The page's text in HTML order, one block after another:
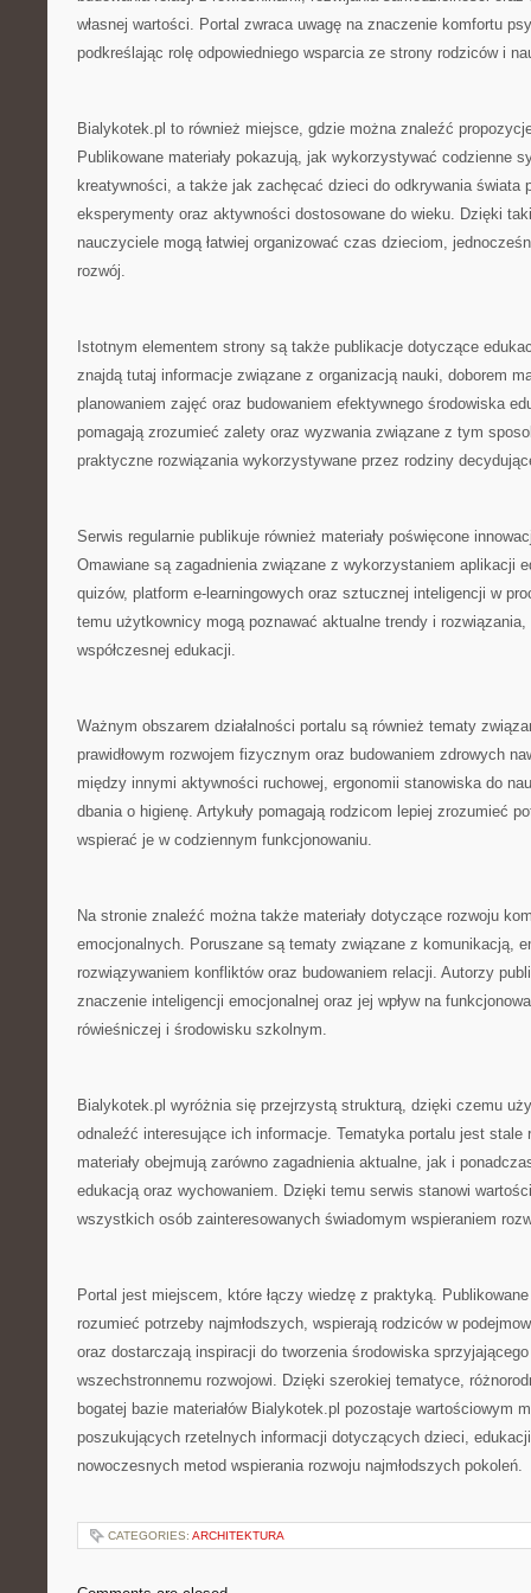
własnej wartości. Portal zwraca uwagę na znaczenie komfortu
podkreślając rolę odpowiedniego wsparcia ze strony rodziców i
Bialykotek.pl to również miejsce, gdzie można znaleźć
Publikowane materiały pokazują, jak wykorzystywać codzienne
kreatywności, a także jak zachęcać dzieci do odkrywania świata
eksperymenty oraz aktywności dostosowane do wieku. Dzięki
nauczyciele mogą łatwiej organizować czas dzieciom,
rozwój.
Istotnym elementem strony są także publikacje dotyczące
znajdą tutaj informacje związane z organizacją nauki, doborem
planowaniem zajęć oraz budowaniem efektywnego środowiska
pomagają zrozumieć zalety oraz wyzwania związane z tym
praktyczne rozwiązania wykorzystywane przez rodziny
Serwis regularnie publikuje również materiały poświęcone
Omawiane są zagadnienia związane z wykorzystaniem aplikacji
quizów, platform e-learningowych oraz sztucznej inteligencji w
temu użytkownicy mogą poznawać aktualne trendy i rozwiązania,
współczesnej edukacji.
Ważnym obszarem działalności portalu są również tematy
prawidłowym rozwojem fizycznym oraz budowaniem zdrowych
między innymi aktywności ruchowej, ergonomii stanowiska do
dbania o higienę. Artykuły pomagają rodzicom lepiej zrozumieć
wspierać je w codziennym funkcjonowaniu.
Na stronie znaleźć można także materiały dotyczące rozwoju
emocjonalnych. Poruszane są tematy związane z komunikacją,
rozwiązywaniem konfliktów oraz budowaniem relacji. Autorzy
znaczenie inteligencji emocjonalnej oraz jej wpływ na
rówieśniczej i środowisku szkolnym.
Bialykotek.pl wyróżnia się przejrzystą strukturą, dzięki czemu
odnaleźć interesujące ich informacje. Tematyka portalu jest stale
materiały obejmują zarówno zagadnienia aktualne, jak i
edukacją oraz wychowaniem. Dzięki temu serwis stanowi
wszystkich osób zainteresowanych świadomym wspieraniem
Portal jest miejscem, które łączy wiedzę z praktyką.
rozumieć potrzeby najmłodszych, wspierają rodziców w
oraz dostarczają inspiracji do tworzenia środowiska
wszechstronnemu rozwojowi. Dzięki szerokiej tematyce,
bogatej bazie materiałów Bialykotek.pl pozostaje wartościowym
poszukujących rzetelnych informacji dotyczących dzieci,
nowoczesnych metod wspierania rozwoju najmłodszych pokoleń.
CATEGORIES: ARCHITEKTURA